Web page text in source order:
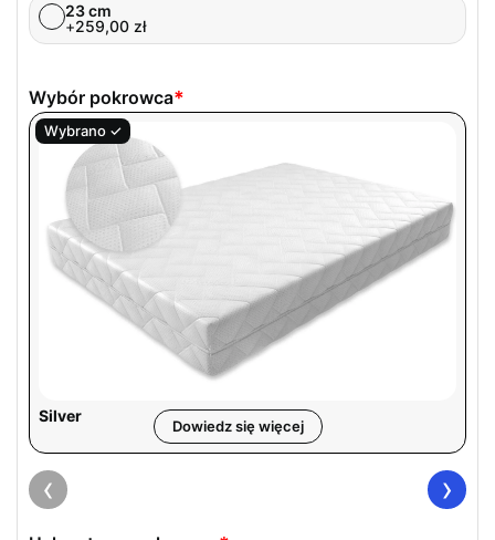
23 cm
+259,00 zł
*
Wybór pokrowca
Silver
Dowiedz się więcej
‹ ›